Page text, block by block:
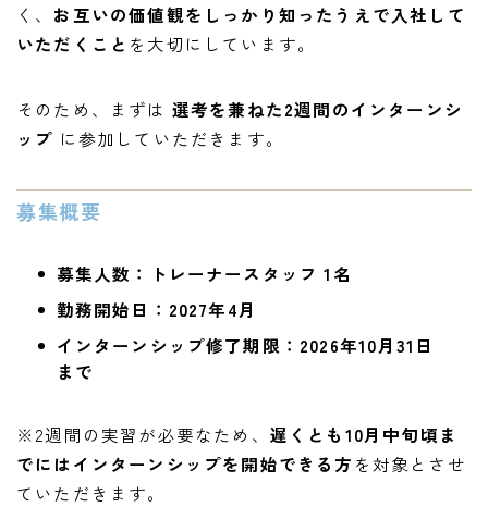
STAFF紹介
過去実績
社会活動
く、 お互いの価値観をしっかり知ったうえで入社して
いただくこと を大切にしています。
そのため、まずは 選考を兼ねた2週間のインターンシ
ップ に参加していただきます。
募集概要
募集人数：トレーナースタッフ 1名
勤務開始日：2027年4月
インターンシップ修了期限：2026年10月31日
まで
※2週間の実習が必要なため、 遅くとも10月中旬頃ま
でにはインターンシップを開始できる方 を対象とさせ
ていただきます。